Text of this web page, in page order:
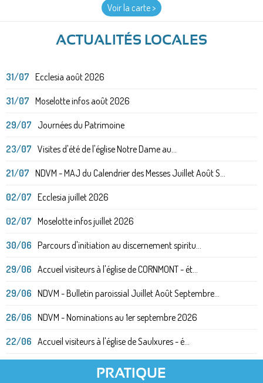
Voir la carte >
ACTUALITÉS LOCALES
31/07 Ecclesia août 2026
31/07 Moselotte infos août 2026
29/07 Journées du Patrimoine
23/07 Visites d'été de l'église Notre Dame au...
21/07 NDVM - MAJ du Calendrier des Messes Juillet Août S...
02/07 Ecclesia juillet 2026
02/07 Moselotte infos juillet 2026
30/06 Parcours d'initiation au discernement spiritu...
29/06 Accueil visiteurs à l'église de CORNMONT - ét...
29/06 NDVM - Bulletin paroissial Juillet Août Septembre...
26/06 NDVM - Nominations au 1er septembre 2026
22/06 Accueil visiteurs à l'église de Saulxures - é...
PRATIQUE